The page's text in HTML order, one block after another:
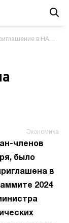
на саммите 2024 года
Экономика
членов
было
в
2024